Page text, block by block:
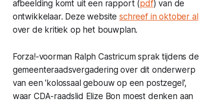
afbeelding komt uit een rapport (pdf) van de
ontwikkelaar. Deze websiteschreef in oktober al
over de kritiek op het bouwplan.
Forza!-voorman Ralph Castricum sprak tijdens de
gemeenteraadsvergadering over dit onderwerp
van een 'kolossaal gebouw op een postzegel',
waar CDA-raadslid Elize Bon moest denken aan